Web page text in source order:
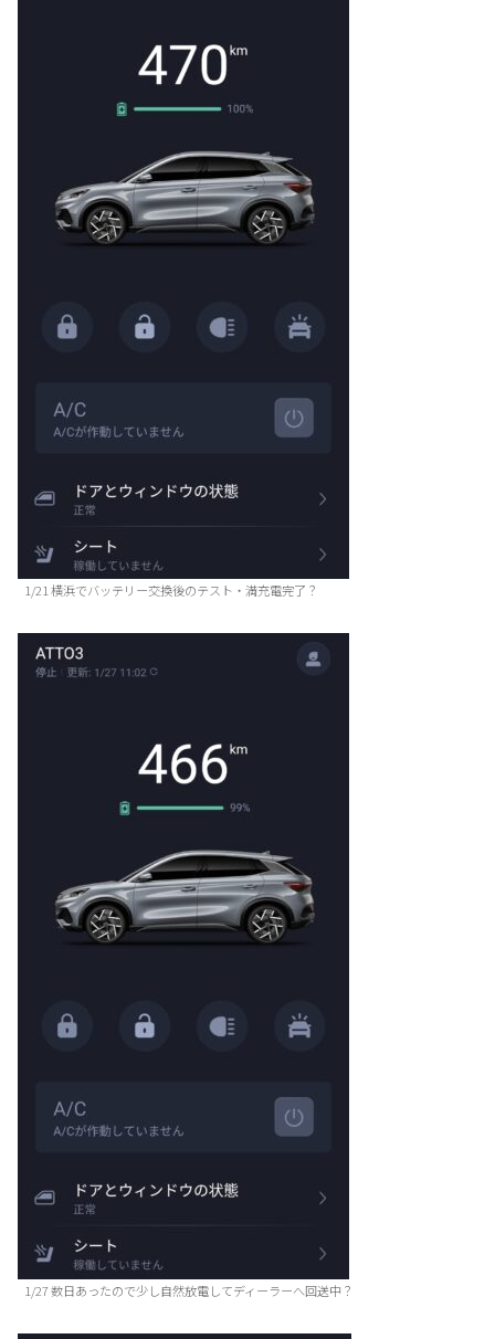
1/21 横浜でバッテリー交換後のテスト・満充電完了？
1/27 数日あったので少し自然放電してディーラーへ回送中？